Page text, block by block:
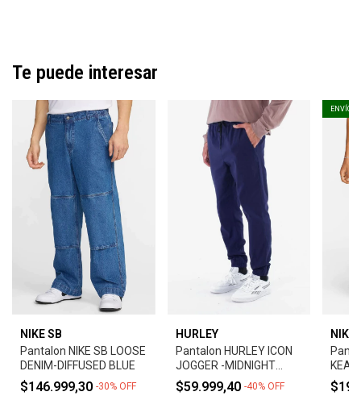
Te puede interesar
NIKE SB
Pantalon NIKE SB LOOSE
DENIM-DIFFUSED BLUE
$146.999,30 -30% OFF
HURLEY
Pantalon HURLEY ICON
JOGGER -MIDNIGHT
AQUA
$59.999,40 -40% OFF
ENVÍO
NIKE